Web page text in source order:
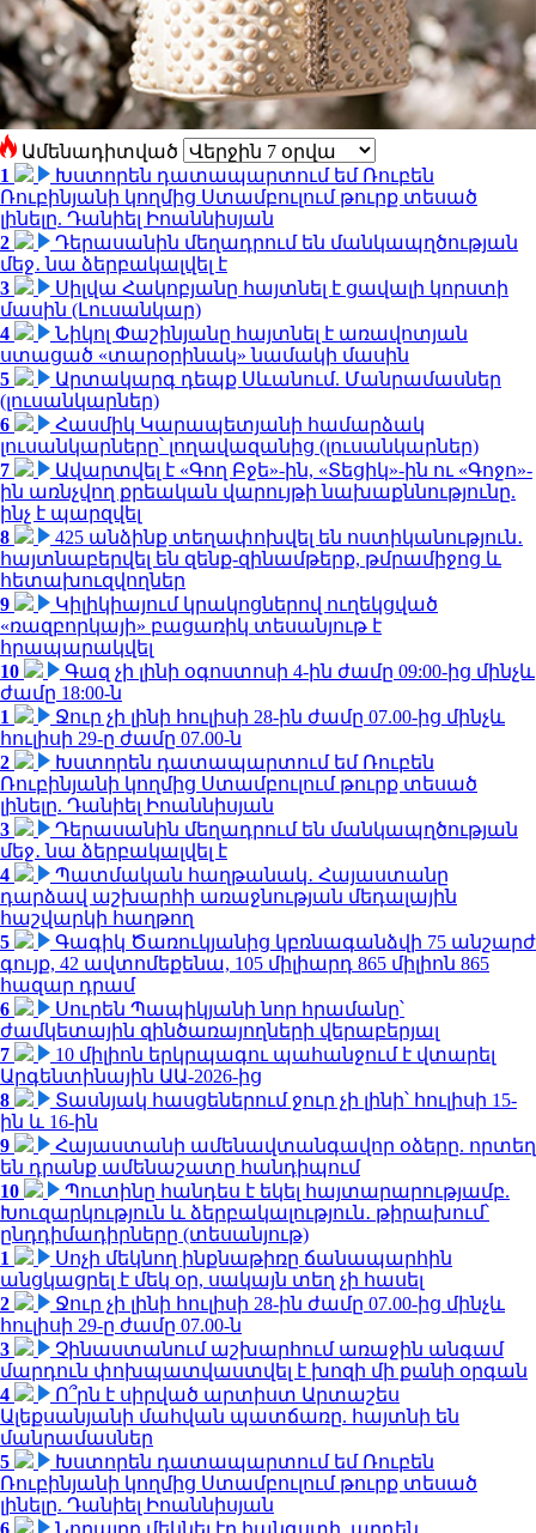
Ամենադիտված
1
Խստորեն դատապարտում եմ Ռուբեն
Ռուբինյանի կողմից Ստամբուլում թուրք տեսած
լինելը. Դանիել Իոաննիսյան
2
Դերասանին մեղադրում են մանկապղծության
մեջ․ նա ձերբակալվել է
3
Սիլվա Հակոբյանը հայտնել է ցավալի կորստի
մասին (Լուսանկար)
4
Նիկոլ Փաշինյանը հայտնել է առավոտյան
ստացած «տարօրինակ» նամակի մասին
5
Արտակարգ դեպք Սևանում. Մանրամասներ
(լուսանկարներ)
6
Հասմիկ Կարապետյանի համարձակ
լուսանկարները՝ լողավազանից (լուսանկարներ)
7
Ավարտվել է «Գող Բջե»-ին, «Տեցիկ»-ին ու «Գոջո»-
ին առնչվող քրեական վարույթի նախաքննությունը.
ինչ է պարզվել
8
425 անձինք տեղափոխվել են ոստիկանություն․
հայտնաբերվել են զենք-զինամթերք, թմրամիջոց և
հետախուզվողներ
9
Կիլիկիայում կրակոցներով ուղեկցված
«ռազբորկայի» բացառիկ տեսանյութ է
հրապարակվել
10
Գազ չի լինի օգոստոսի 4-ին ժամը 09:00-ից մինչև
ժամը 18:00-ն
1
Ջուր չի լինի հուլիսի 28-ին ժամը 07.00-ից մինչև
հուլիսի 29-ը ժամը 07.00-ն
2
Խստորեն դատապարտում եմ Ռուբեն
Ռուբինյանի կողմից Ստամբուլում թուրք տեսած
լինելը. Դանիել Իոաննիսյան
3
Դերասանին մեղադրում են մանկապղծության
մեջ․ նա ձերբակալվել է
4
Պատմական հաղթանակ․ Հայաստանը
դարձավ աշխարհի առաջնության մեդալային
հաշվարկի հաղթող
5
Գագիկ Ծառուկյանից կբռնագանձվի 75 անշարժ
գույք, 42 ավտոմեքենա, 105 միլիարդ 865 միլիոն 865
հազար դրամ
6
Սուրեն Պապիկյանի նոր հրամանը՝
ժամկետային զինծառայողների վերաբերյալ
7
10 միլիոն երկրպագու պահանջում է վտարել
Արգենտինային ԱԱ-2026-ից
8
Տասնյակ հասցեներում ջուր չի լինի՝ հուլիսի 15-
ին և 16-ին
9
Հայաստանի ամենավտանգավոր օձերը. որտեղ
են դրանք ամենաշատը հանդիպում
10
Պուտինը հանդես է եկել հայտարարությամբ.
Խուզարկություն և ձերբակալություն․ թիրախում՝
ընդդիմադիրները (տեսանյութ)
1
Սոչի մեկնող ինքնաթիռը ճանապարհին
անցկացրել է մեկ օր, սակայն տեղ չի հասել
2
Ջուր չի լինի հուլիսի 28-ին ժամը 07.00-ից մինչև
հուլիսի 29-ը ժամը 07.00-ն
3
Չինաստանում աշխարհում առաջին անգամ
մարդուն փոխպատվաստվել է խոզի մի քանի օրգան
4
Ո՞րն է սիրված արտիստ Արտաշես
Ալեքսանյանի մահվան պատճառը. հայտնի են
մանրամասներ
5
Խստորեն դատապարտում եմ Ռուբեն
Ռուբինյանի կողմից Ստամբուլում թուրք տեսած
լինելը. Դանիել Իոաննիսյան
6
Նորայրը մեկնել էր հանգստի, արդեն